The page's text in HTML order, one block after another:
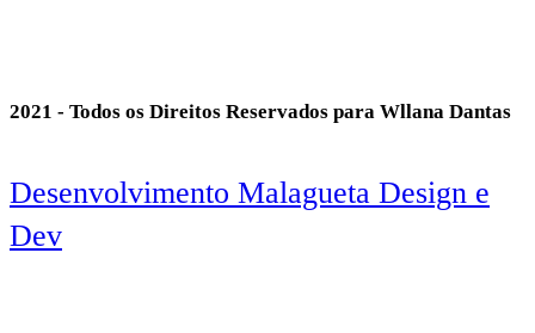
2021 - Todos os Direitos Reservados para Wllana Dantas
Desenvolvimento Malagueta Design e
Dev